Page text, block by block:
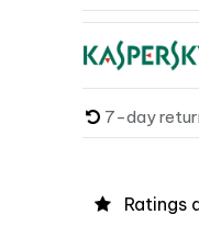
7-day
Ratings